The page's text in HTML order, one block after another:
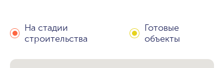
На стадии
строительства
Готовые
объекты